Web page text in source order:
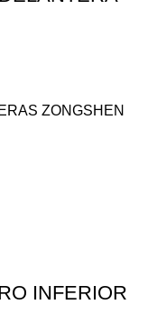
ZONGSHEN
INFERIOR